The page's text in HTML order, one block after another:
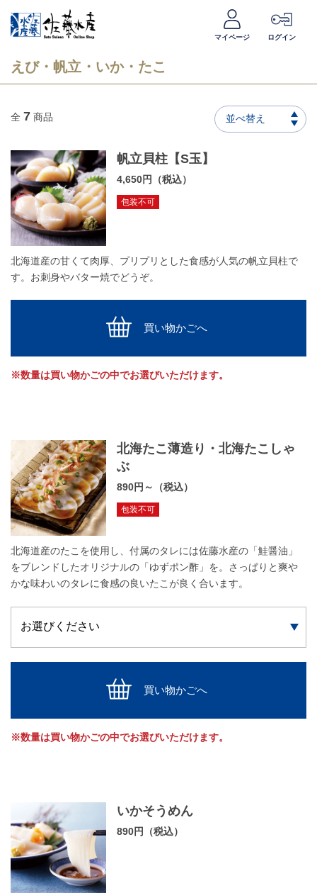
マイページ ログイン
えび・帆立・いか・たこ
全 7 商品 並べ替え
帆立貝柱【S玉】
4,650円（税込）
包装不可
北海道産の甘くて肉厚、プリプリとした食感が人気の帆立貝柱で
す。お刺身やバター焼でどうぞ。
買い物かごへ
※数量は買い物かごの中でお選びいただけます。
北海たこ薄造り・北海たこしゃ
ぶ
890円～（税込）
包装不可
北海道産のたこを使用し、付属のタレには佐藤水産の「鮭醤油」
をブレンドしたオリジナルの「ゆずポン酢」を。さっぱりと爽や
かな味わいのタレに食感の良いたこが良く合います。
買い物かごへ
※数量は買い物かごの中でお選びいただけます。
いかそうめん
890円（税込）